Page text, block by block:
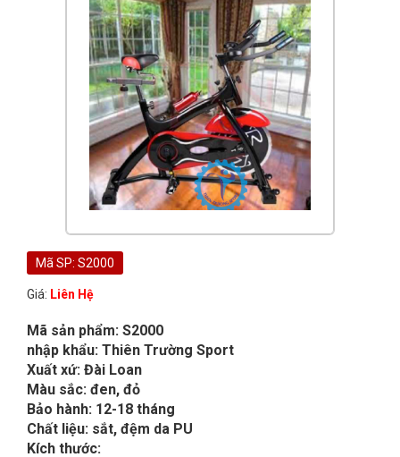
Mã SP: S2000
Giá: Liên Hệ
Mã sản phẩm: S2000
nhập khẩu: Thiên Trường Sport
Xuất xứ: Đài Loan
Màu sắc: đen, đỏ
Bảo hành: 12-18 tháng
Chất liệu: sắt, đệm da PU
Kích thước: